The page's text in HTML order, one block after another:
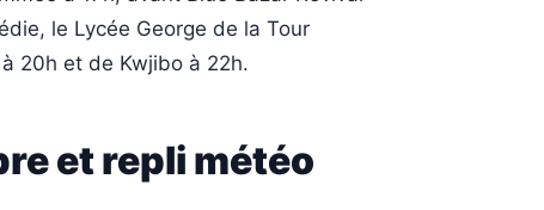
le Lycée George de la Tour
20h et de Kwjibo à 22h.
et repli météo